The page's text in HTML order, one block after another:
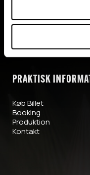
CVR nr. 26905486
Cookiepolitik
PRAKTISK
Køb Billet
Booking
Produktion
Kontakt